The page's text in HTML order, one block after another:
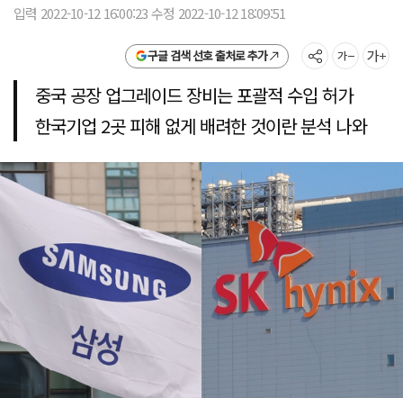
입력 2022-10-12 16:00:23 수정 2022-10-12 18:09:51
구글 검색 선호 출처로 추가
중국 공장 업그레이드 장비는 포괄적 수입 허가
한국기업 2곳 피해 없게 배려한 것이란 분석 나와